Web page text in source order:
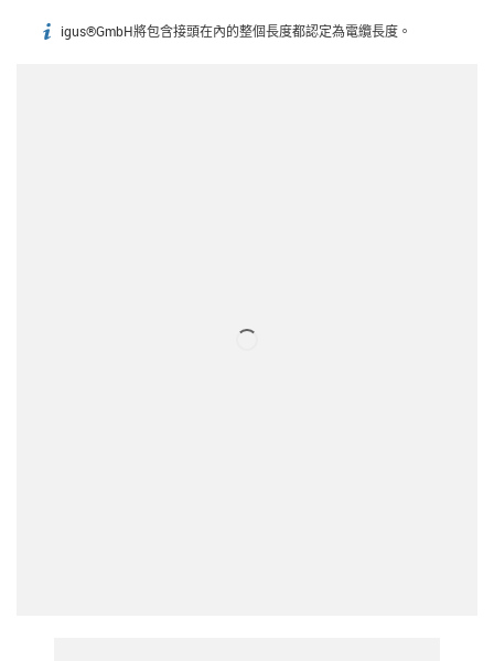
igus-icon-info
igus®GmbH將包含接頭在內的整個長度都認定為電纜長度。